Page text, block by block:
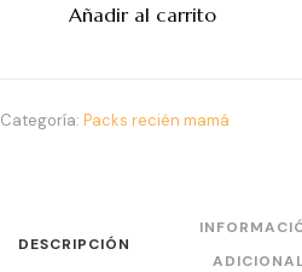
Añadir al carrito
Categoría: Packs recién mamá
DESCRIPCIÓN